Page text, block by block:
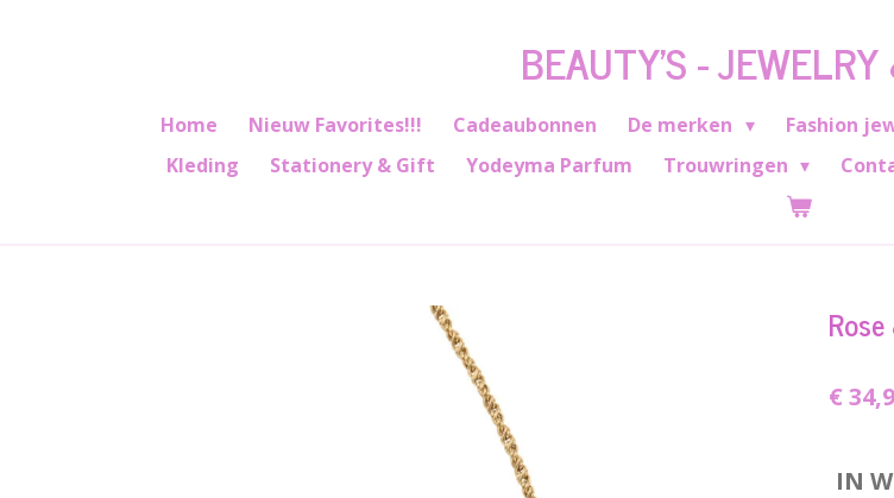
BEAUTY'S -
Home Nieuw Favorites!!! Cadeaubonnen De merken Fashion
Kleding
Stationery & Gift Yodeyma Parfum Trouwringen
€
IN